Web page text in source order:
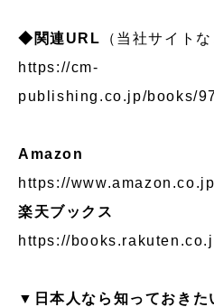
◆関連URL （当社サイトな
https://cm-
publishing.co.jp/books/
Amazon
https://
楽天ブックス
https://
▼日本人なら知っておきた